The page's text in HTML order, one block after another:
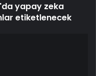
yapay zeka
etiketlenecek